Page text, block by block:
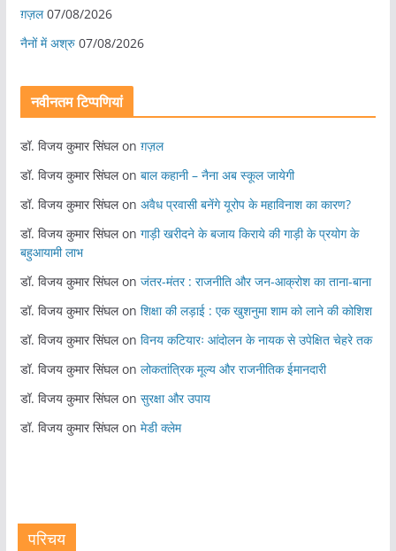
ग़ज़ल 07/08/2026
नैनों में अश्रु 07/08/2026
नवीनतम टिप्पणियां
डॉ. विजय कुमार सिंघलon ग़ज़ल
डॉ. विजय कुमार सिंघलon बाल कहानी – नैना अब स्कूल जायेगी
डॉ. विजय कुमार सिंघलon अवैध प्रवासी बनेंगे यूरोप के महाविनाश का कारण?
डॉ. विजय कुमार सिंघलon गाड़ी खरीदने के बजाय किराये की गाड़ी के प्रयोग के
बहुआयामी लाभ
डॉ. विजय कुमार सिंघलon जंतर-मंतर : राजनीति और जन-आक्रोश का ताना-बाना
डॉ. विजय कुमार सिंघलon शिक्षा की लड़ाई : एक खुशनुमा शाम को लाने की कोशिश
डॉ. विजय कुमार सिंघलon विनय कटियारः आंदोलन के नायक से उपेक्षित चेहरे तक
डॉ. विजय कुमार सिंघलon लोकतांत्रिक मूल्य और राजनीतिक ईमानदारी
डॉ. विजय कुमार सिंघलon सुरक्षा और उपाय
डॉ. विजय कुमार सिंघलon मेडी क्लेम
परिचय